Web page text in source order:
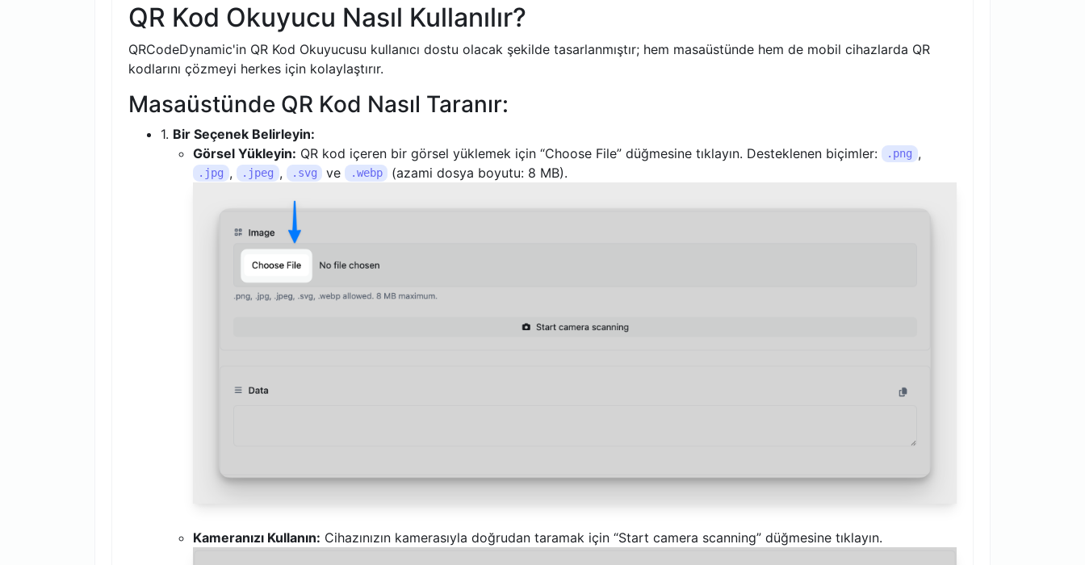
QR Kod Okuyucu Nasıl Kullanılır?
QRCodeDynamic'in QR Kod Okuyucusu kullanıcı dostu olacak şekilde tasarlanmıştır; hem masaüstünde hem de mobil cihazlarda QR
kodlarını çözmeyi herkes için kolaylaştırır.
Masaüstünde QR Kod Nasıl Taranır:
1. Bir Seçenek Belirleyin:
Görsel Yükleyin: QR kod içeren bir görsel yüklemek için “Choose File” düğmesine tıklayın. Desteklenen biçimler: .png ,
.jpg , .jpeg , .svg ve .webp (azami dosya boyutu: 8 MB).
Kameranızı Kullanın: Cihazınızın kamerasıyla doğrudan taramak için “Start camera scanning” düğmesine tıklayın.